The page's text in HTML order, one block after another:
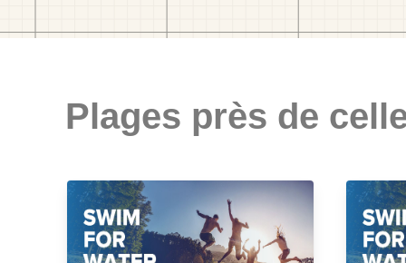
Plages près de